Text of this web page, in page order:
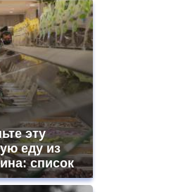
эту
еду из
список